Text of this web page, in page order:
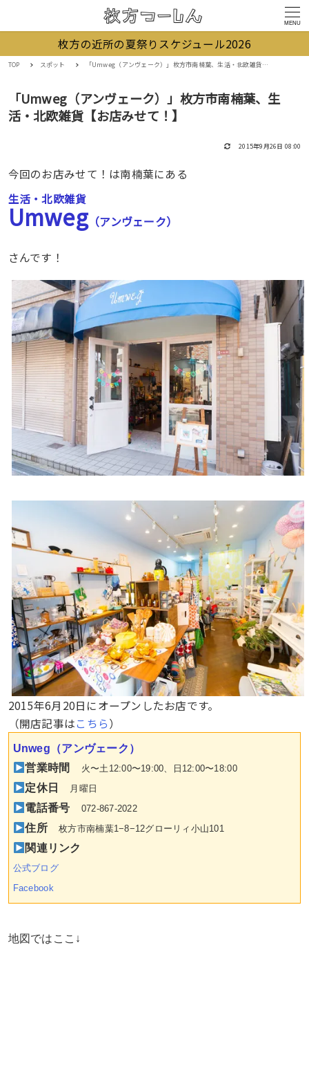
MENU
枚方の近所の夏祭りスケジュール2026
TOP スポット 「Umweg（アンヴェーク）」枚方市南楠葉、生活・北欧雑貨【お店みせて！】
「Umweg（アンヴェーク）」枚方市南楠葉、生
活・北欧雑貨【お店みせて！】
2015年9月26日 08:00
今回のお店みせて！は南楠葉にある
生活・北欧雑貨
Umweg（アンヴェーク）
さんです！
2015年6月20日にオープンしたお店です。
（開店記事はこちら）
Unweg（アンヴェーク）
営業時間
火〜土12:00〜19:00、日12:00〜18:00
定休日 月曜日
電話番号 072-867-2022
住所枚方市南楠葉1−8−12グローリィ小山101
関連リンク
公式ブログ
Facebook
地図ではここ↓